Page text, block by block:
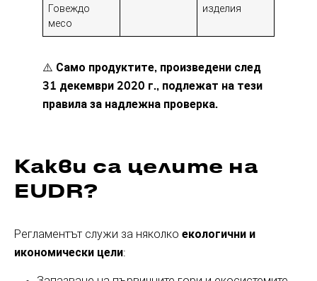
Говеждо
месо
изделия
⚠️ Само продуктите, произведени след
31 декември 2020 г., подлежат на тези
правила за надлежна проверка.
Какви са целите на
EUDR?
Регламентът служи за няколко екологични и
икономически цели: